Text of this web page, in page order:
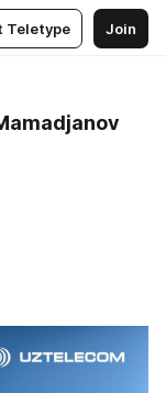
Teletype Join